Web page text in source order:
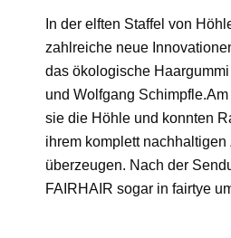
In der elften Staffel von
zahlreiche neue
das ökologische
und Wolfgang
sie die Höhle und konnten
ihrem komplett nachhaltigen
überzeugen. Nach der
FAIRHAIR sogar in fairtye